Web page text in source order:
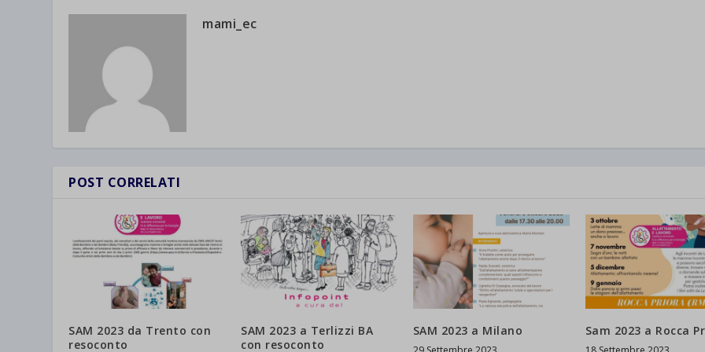
mami_ec
POST CORRELATI
SAM 2023 da Trento con
resoconto
SAM 2023 a Terlizzi BA
con resoconto
SAM 2023 a Milano Sam 2023 a Rocca